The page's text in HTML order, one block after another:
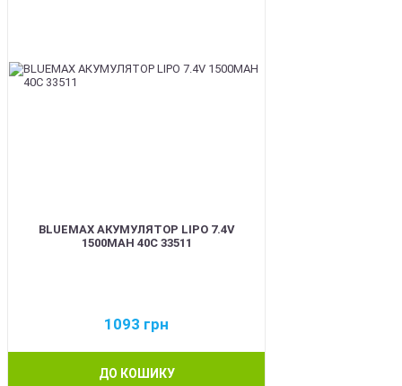
BLUEMAX АКУМУЛЯТОР LIPO 7.4V
1500MAH 40C 33511
1093 грн
ДО КОШИКУ